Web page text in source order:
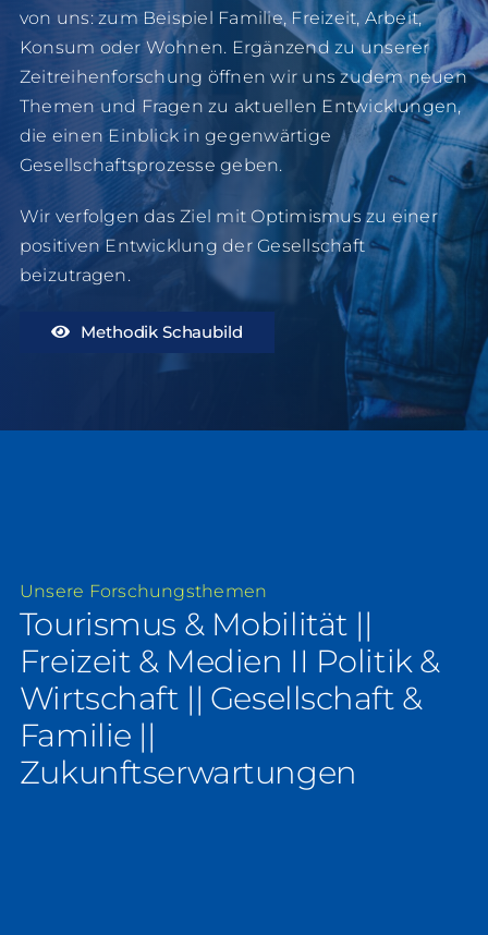
von uns: zum Beispiel Familie, Freizeit, Arbeit,
Konsum oder Wohnen. Ergänzend zu unserer
Zeitreihenforschung öffnen wir uns zudem neuen
Themen und Fragen zu aktuellen Entwicklungen,
die einen Einblick in gegenwärtige
Gesellschaftsprozesse geben.
Wir verfolgen das Ziel mit Optimismus zu einer
positiven Entwicklung der Gesellschaft
beizutragen.
Methodik Schaubild
Unsere Forschungsthemen
Tourismus & Mobilität ||
Freizeit & Medien II Politik &
Wirtschaft || Gesellschaft &
Familie ||
Zukunftserwartungen